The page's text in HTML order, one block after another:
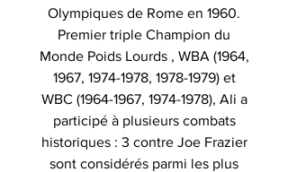
Olympiques de Rome en 1960.
Premier triple Champion du
Monde Poids Lourds , WBA (1964,
1967, 1974-1978, 1978-1979) et
WBC (1964-1967, 1974-1978), Ali a
participé à plusieurs combats
historiques : 3 contre Joe Frazier
sont considérés parmi les plus